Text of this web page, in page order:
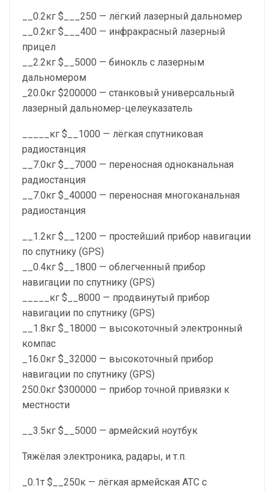
__0.2кг $___250 — лёгкий лазерный дальномер
__0.2кг $___400 — инфракрасный лазерный
прицел
__2.2кг $__5000 — бинокль с лазерным
дальномером
_20.0кг $200000 — станковый универсальный
лазерный дальномер-целеуказатель
_____кг $__1000 — лёгкая спутниковая
радиостанция
__7.0кг $__7000 — переносная одноканальная
радиостанция
__7.0кг $_40000 — переносная многоканальная
радиостанция
__1.2кг $__1200 — простейший прибор навигации
по спутнику (GPS)
__0.4кг $__1800 — облегченный прибор
навигации по спутнику (GPS)
_____кг $__8000 — продвинутый прибор
навигации по спутнику (GPS)
__1.8кг $_18000 — высокоточный электронный
компас
_16.0кг $_32000 — высокоточный прибор
навигации по спутнику (GPS)
250.0кг $300000 — прибор точной привязки к
местности
__3.5кг $__5000 — армейский ноутбук
Тяжёлая электроника, радары, и т.п.
_0.1т $__250к — лёгкая армейская АТС с